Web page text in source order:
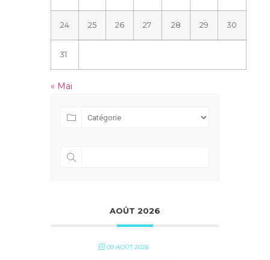
24 25 26 27 28 29 30
31
« Mai
AOÛT 2026
09 AOÛT 2026